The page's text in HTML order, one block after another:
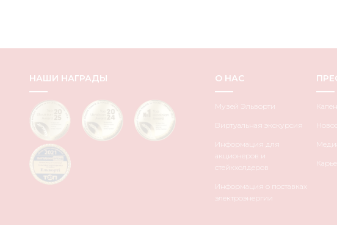
НАШИ НАГРАДЫ О НАС
Музей Эльворти
Виртуальная экскурсия
Информация для
акционеров и
стейкхолдеров
Информация о поставках
электроэнергии